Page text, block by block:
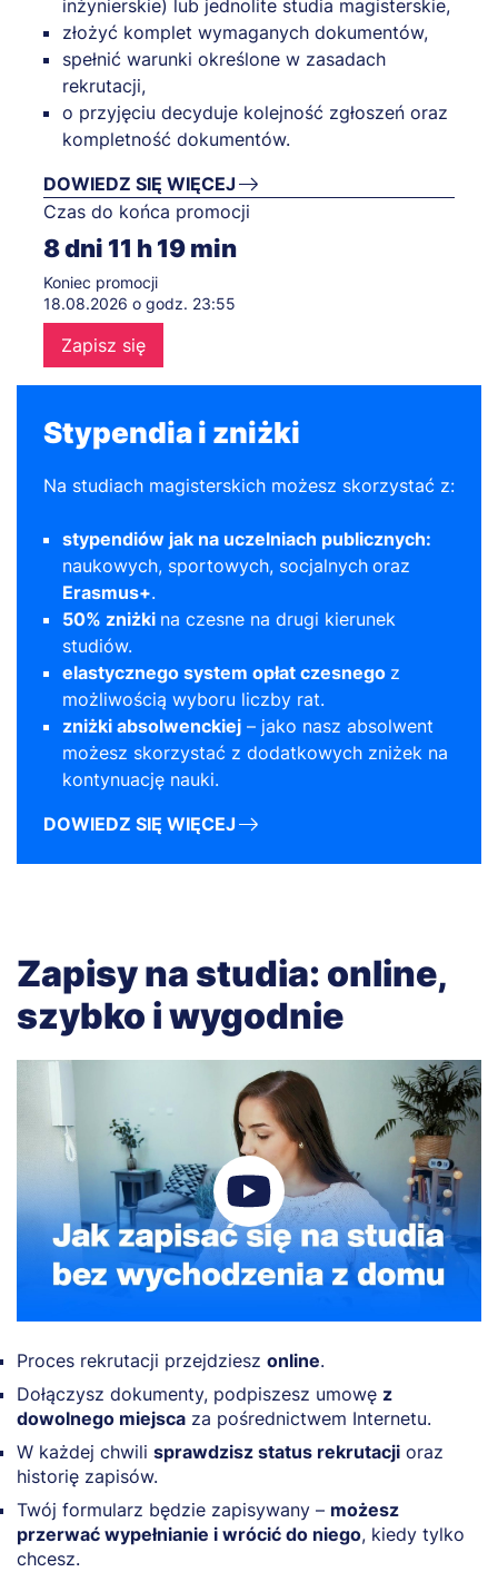
inżynierskie) lub jednolite studia magisterskie,
złożyć komplet wymaganych dokumentów,
spełnić warunki określone w zasadach
rekrutacji,
o przyjęciu decyduje kolejność zgłoszeń oraz
kompletność dokumentów.
DOWIEDZ SIĘ WIĘCEJ
Czas do końca promocji
8dni 11 h19min
Koniec promocji
18.08.2026 o godz. 23:55
Zapisz się
Stypendia i zniżki
Na studiach magisterskich możesz skorzystać z:
stypendiów jak na uczelniach publicznych:
naukowych, sportowych, socjalnych oraz
Erasmus+.
50% zniżki na czesne na drugi kierunek
studiów.
elastycznego system opłat czesnego z
możliwością wyboru liczby rat.
zniżki absolwenckiej – jako nasz absolwent
możesz skorzystać z dodatkowych zniżek na
kontynuację nauki.
DOWIEDZ SIĘ WIĘCEJ
Zapisy na studia: online,
szybko i wygodnie
Proces rekrutacji przejdziesz online.
Dołączysz dokumenty, podpiszesz umowę z
dowolnego miejsca za pośrednictwem Internetu.
W każdej chwili sprawdzisz status rekrutacji oraz
historię zapisów.
Twój formularz będzie zapisywany – możesz
przerwać wypełnianie i wrócić do niego, kiedy tylko
chcesz.